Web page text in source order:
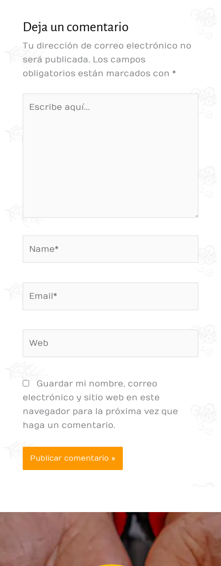
Deja un comentario
Tu dirección de correo electrónico no
será publicada. Los campos
obligatorios están marcados con *
aquí...
Guardar mi nombre, correo
electrónico y sitio web en este
navegador para la próxima vez que
haga un comentario.